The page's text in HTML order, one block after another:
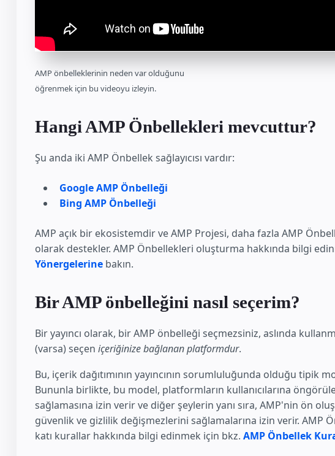
AMP önbelleklerinin neden var olduğunu
öğrenmek için bu videoyu izleyin.
Hangi AMP Önbellekleri mevcuttur?
Şu anda iki AMP Önbellek sağlayıcısı vardır:
Google AMP Önbelleği
Bing AMP Önbelleği
AMP açık bir ekosistemdir ve AMP Projesi, daha fazla AMP
olarak destekler. AMP Önbellekleri oluşturma hakkında bilgi
Yönergelerinebakın.
Bir AMP önbelleğini nasıl seçerim?
Bir yayıncı olarak, bir AMP önbelleği seçmezsiniz, aslında
(varsa) seçen içeriğinize bağlanan platformdur.
Bu, içerik dağıtımının yayıncının sorumluluğunda olduğu tipik
Bununla birlikte, bu model, platformların kullanıcılarına
sağlamasına izin verir ve diğer şeylerin yanı sıra, AMP'nin ön
güvenlik ve gizlilik değişmezlerini sağlamalarına izin verir. AMP
katı kurallar hakkında bilgi edinmek için bkz. AMP Önbellek